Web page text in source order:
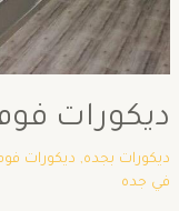
ديكورات
ديكورات بجده, ديكورات
في جده